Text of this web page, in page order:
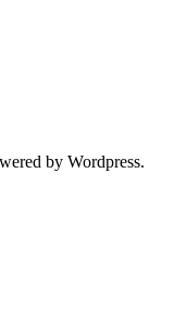
by Wordpress.